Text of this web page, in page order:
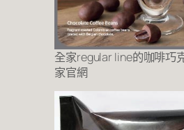
全家regular line的咖啡巧
家官網